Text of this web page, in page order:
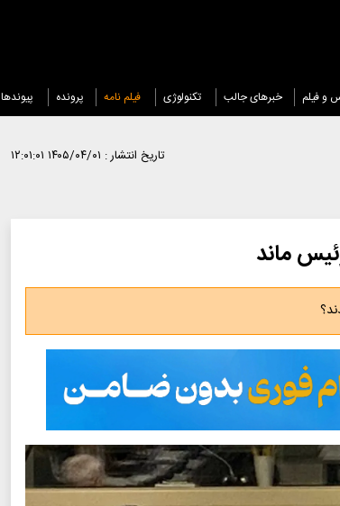
و فیلم خبرهای جالب تکنولوژی فیلم نامه پرونده پیوندها
تاریخ انتشار : ۱۴۰۵/۰۴/۰۱ ۱۲:۰۱:۰۱
ماند